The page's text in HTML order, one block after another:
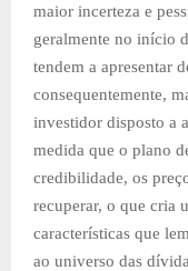
maior incerteza e
geralmente no início
tendem a apresentar
consequentemente,
investidor disposto a
medida que o plano
credibilidade, os
recuperar, o que cria
características que
ao universo das